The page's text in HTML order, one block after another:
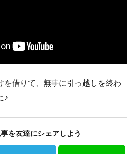
を借りて、無事に引っ越しを終わ
♪
を友達にシェアしよう